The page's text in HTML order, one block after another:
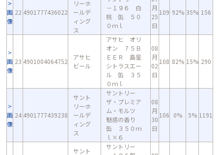
画
像
22 4901777436022
リーホ
ールデ
ィング
ス
－１９６ 白
桃 缶 ５０
０ｍｌ
月
25
日
109 92% 35% 156
画
像
23 4901004064752
アサヒ
ビール
アサヒ オリ
オン ７５Ｂ
ＥＥＲ 島星
シトラスエー
ル 缶 ３５
０ｍｌ
08
月
02
日
108 82% 15% 290
画
像
24 4901777439238
サント
リーホ
ールデ
ィング
ス
サントリー
ザ・プレミア
ム・モルツ
魅惑の香り
缶 ３５０ｍ
ｌ×６
08
月
30
日
106 0% 5% 1191
サント
サントリー